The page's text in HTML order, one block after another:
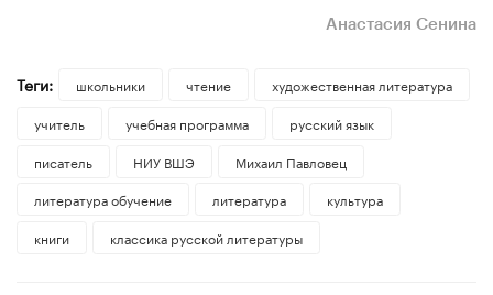
Анастасия Сенина
Теги: школьники чтение
художественная литература
учитель
учебная программа
русский язык
писатель
НИУ ВШЭ
Михаил Павловец
литература обучение
литература
культура
книги
классика русской литературы